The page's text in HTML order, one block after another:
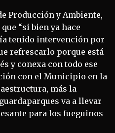
Producción y Ambiente,
“si bien ya hace
tenido intervención por
refrescarlo porque está
y conexa con todo ese
con el Municipio en la
más la
va a llevar
para los fueguinos